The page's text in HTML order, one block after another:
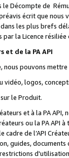
Décompte de
écrit que
dans les plus
la Licence
et de la PA API
nous pouvons
vidéo, logos,
le Produit.
et à la PA
ou la PA
cadre de l’API
guides,